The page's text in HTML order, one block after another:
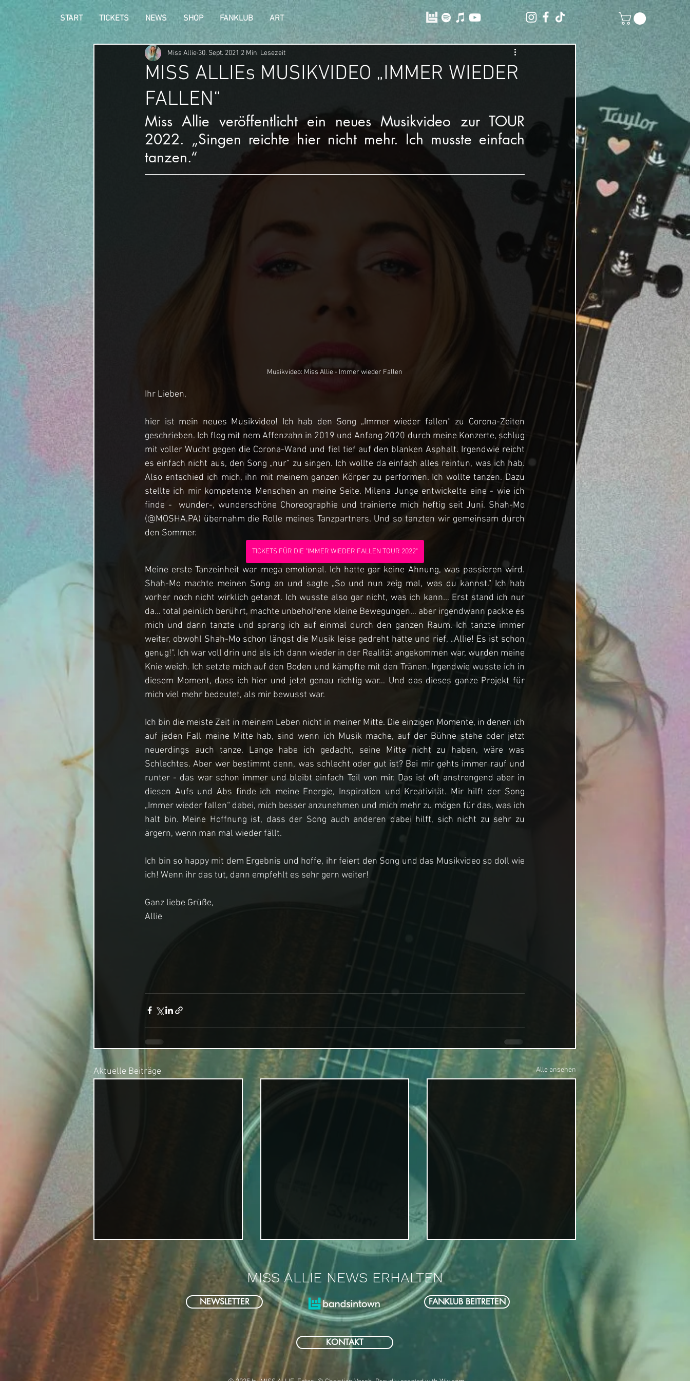
START TICKETS NEWS SHOP FANKLUB ART
MISS ALLIEs MUSIKVIDEO „IMMER WIEDER
FALLEN“
Miss Allie 30. Sept. 2021 2 Min. Lesezeit
Miss Allie veröffentlicht ein neues Musikvideo zur TOUR
2022. „Singen reichte hier nicht mehr. Ich musste einfach
tanzen.“
Musikvideo: Miss Allie - Immer wieder Fallen
Ihr Lieben,
hier ist mein neues Musikvideo! Ich hab den Song „Immer wieder fallen“ zu Corona-Zeiten
geschrieben. Ich flog mit nem Affenzahn in 2019 und Anfang 2020 durch meine Konzerte, schlug
mit voller Wucht gegen die Corona-Wand und fiel tief auf den blanken Asphalt. Irgendwie reicht
es einfach nicht aus, den Song „nur“ zu singen. Ich wollte da einfach alles reintun, was ich hab.
Also entschied ich mich, ihn mit meinem ganzen Körper zu performen. Ich wollte tanzen. Dazu
stellte ich mir kompetente Menschen an meine Seite. Milena Junge entwickelte eine - wie ich
finde -  wunder-, wunderschöne Choreographie und trainierte mich heftig seit Juni. Shah-Mo
(@MOSHA.PA) übernahm die Rolle meines Tanzpartners. Und so tanzten wir gemeinsam durch
den Sommer.
TICKETS FÜR DIE "IMMER WIEDER FALLEN TOUR 2022"
Meine erste Tanzeinheit war mega emotional. Ich hatte gar keine Ahnung, was passieren wird.
Shah-Mo machte meinen Song an und sagte „So und nun zeig mal, was du kannst.“ Ich hab
vorher noch nicht wirklich getanzt. Ich wusste also gar nicht, was ich kann… Erst stand ich nur
da… total peinlich berührt, machte unbeholfene kleine Bewegungen… aber irgendwann packte es
mich und dann tanzte und sprang ich auf einmal durch den ganzen Raum. Ich tanzte immer
weiter, obwohl Shah-Mo schon längst die Musik leise gedreht hatte und rief, „Allie! Es ist schon
genug!“. Ich war voll drin und als ich dann wieder in der Realität angekommen war, wurden meine
Knie weich. Ich setzte mich auf den Boden und kämpfte mit den Tränen. Irgendwie wusste ich in
diesem Moment, dass ich hier und jetzt genau richtig war… Und das dieses ganze Projekt für
mich viel mehr bedeutet, als mir bewusst war.
Ich bin die meiste Zeit in meinem Leben nicht in meiner Mitte. Die einzigen Momente, in denen ich
auf jeden Fall meine Mitte hab, sind wenn ich Musik mache, auf der Bühne stehe oder jetzt
neuerdings auch tanze. Lange habe ich gedacht, seine Mitte nicht zu haben, wäre was
Schlechtes. Aber wer bestimmt denn, was schlecht oder gut ist? Bei mir gehts immer rauf und
runter - das war schon immer und bleibt einfach Teil von mir. Das ist oft anstrengend aber in
diesen Aufs und Abs finde ich meine Energie, Inspiration und Kreativität. Mir hilft der Song
„Immer wieder fallen“ dabei, mich besser anzunehmen und mich mehr zu mögen für das, was ich
halt bin. Meine Hoffnung ist, dass der Song auch anderen dabei hilft, sich nicht zu sehr zu
ärgern, wenn man mal wieder fällt.
Ich bin so happy mit dem Ergebnis und hoffe, ihr feiert den Song und das Musikvideo so doll wie
ich! Wenn ihr das tut, dann empfehlt es sehr gern weiter!
Ganz liebe Grüße,
Allie
Aktuelle Beiträge Alle ansehen
Miss Allies Jahresrückblick
Miss Allie verlängert ihre Tour
vorzeitig!
Das neue Miss Allie Album ist
MISS ALLIE NEWS ERHALTEN
NEWSLETTER FANKLUB BEITRETEN
KONTAKT